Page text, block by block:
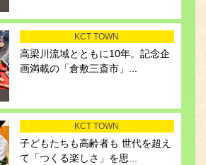
KCT TOWN
高梁川流域とともに10年。記念企
画満載の「倉敷三斎市」...
KCT TOWN
子どもたちも高齢者も 世代を超え
て「つくる楽しさ」を思...